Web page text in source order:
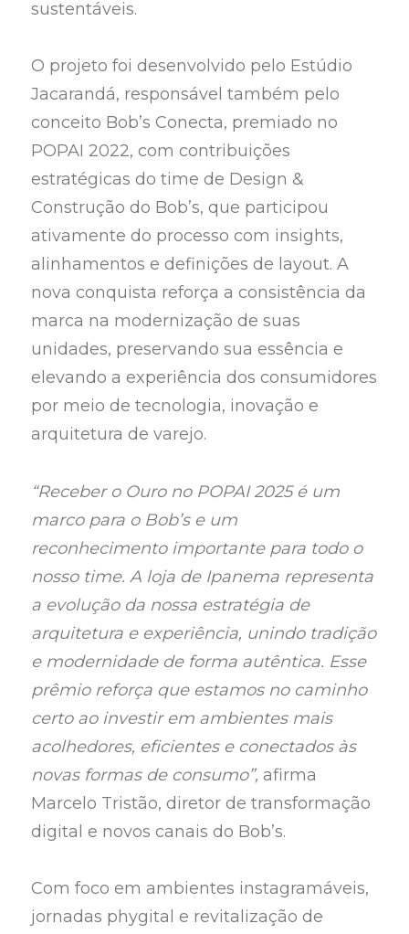
sustentáveis.
O projeto foi desenvolvido pelo Estúdio
Jacarandá, responsável também pelo
conceito Bob’s Conecta, premiado no
POPAI 2022, com contribuições
estratégicas do time de Design &
Construção do Bob’s, que participou
ativamente do processo com insights,
alinhamentos e definições de layout. A
nova conquista reforça a consistência da
marca na modernização de suas
unidades, preservando sua essência e
elevando a experiência dos consumidores
por meio de tecnologia, inovação e
arquitetura de varejo.
“Receber o Ouro no POPAI 2025 é um
marco para o Bob’s e um
reconhecimento importante para todo o
nosso time. A loja de Ipanema representa
a evolução da nossa estratégia de
arquitetura e experiência, unindo tradição
e modernidade de forma autêntica. Esse
prêmio reforça que estamos no caminho
certo ao investir em ambientes mais
acolhedores, eficientes e conectados às
novas formas de consumo”, afirma
Marcelo Tristão, diretor de transformação
digital e novos canais do Bob’s.
Com foco em ambientes instagramáveis,
jornadas phygital e revitalização de